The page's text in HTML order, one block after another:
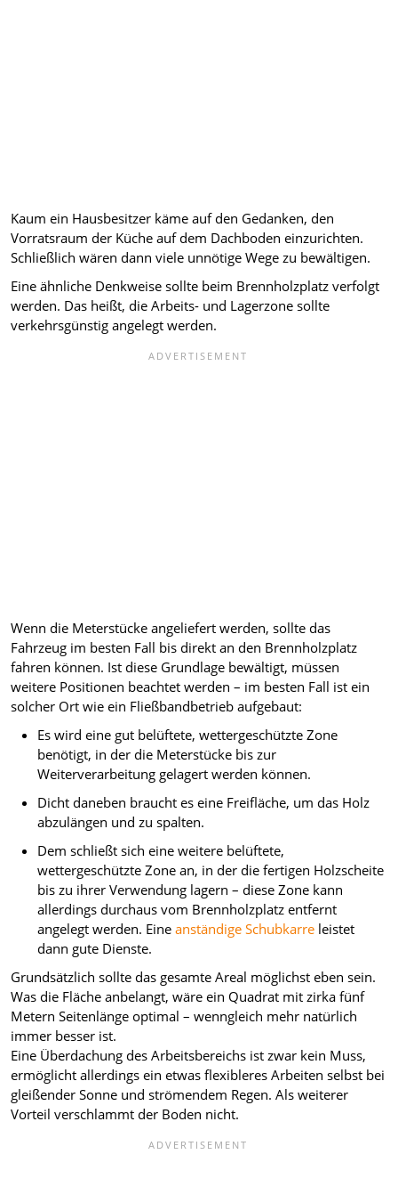
Kaum ein Hausbesitzer käme auf den Gedanken, den
Vorratsraum der Küche auf dem Dachboden einzurichten.
Schließlich wären dann viele unnötige Wege zu bewältigen.
Eine ähnliche Denkweise sollte beim Brennholzplatz verfolgt
werden. Das heißt, die Arbeits- und Lagerzone sollte
verkehrsgünstig angelegt werden.
Wenn die Meterstücke angeliefert werden, sollte das
Fahrzeug im besten Fall bis direkt an den Brennholzplatz
fahren können. Ist diese Grundlage bewältigt, müssen
weitere Positionen beachtet werden – im besten Fall ist ein
solcher Ort wie ein Fließbandbetrieb aufgebaut:
Es wird eine gut belüftete, wettergeschützte Zone
benötigt, in der die Meterstücke bis zur
Weiterverarbeitung gelagert werden können.
Dicht daneben braucht es eine Freifläche, um das Holz
abzulängen und zu spalten.
Dem schließt sich eine weitere belüftete,
wettergeschützte Zone an, in der die fertigen Holzscheite
bis zu ihrer Verwendung lagern – diese Zone kann
allerdings durchaus vom Brennholzplatz entfernt
angelegt werden. Eineanständige Schubkarre leistet
dann gute Dienste.
Grundsätzlich sollte das gesamte Areal möglichst eben sein.
Was die Fläche anbelangt, wäre ein Quadrat mit zirka fünf
Metern Seitenlänge optimal – wenngleich mehr natürlich
immer besser ist.
Eine Überdachung des Arbeitsbereichs ist zwar kein Muss,
ermöglicht allerdings ein etwas flexibleres Arbeiten selbst bei
gleißender Sonne und strömendem Regen. Als weiterer
Vorteil verschlammt der Boden nicht.